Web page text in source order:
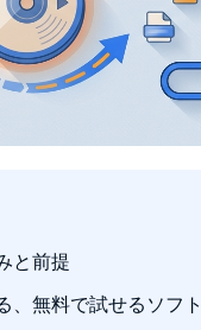
と前提
つの工程
、無料で試せるソフ